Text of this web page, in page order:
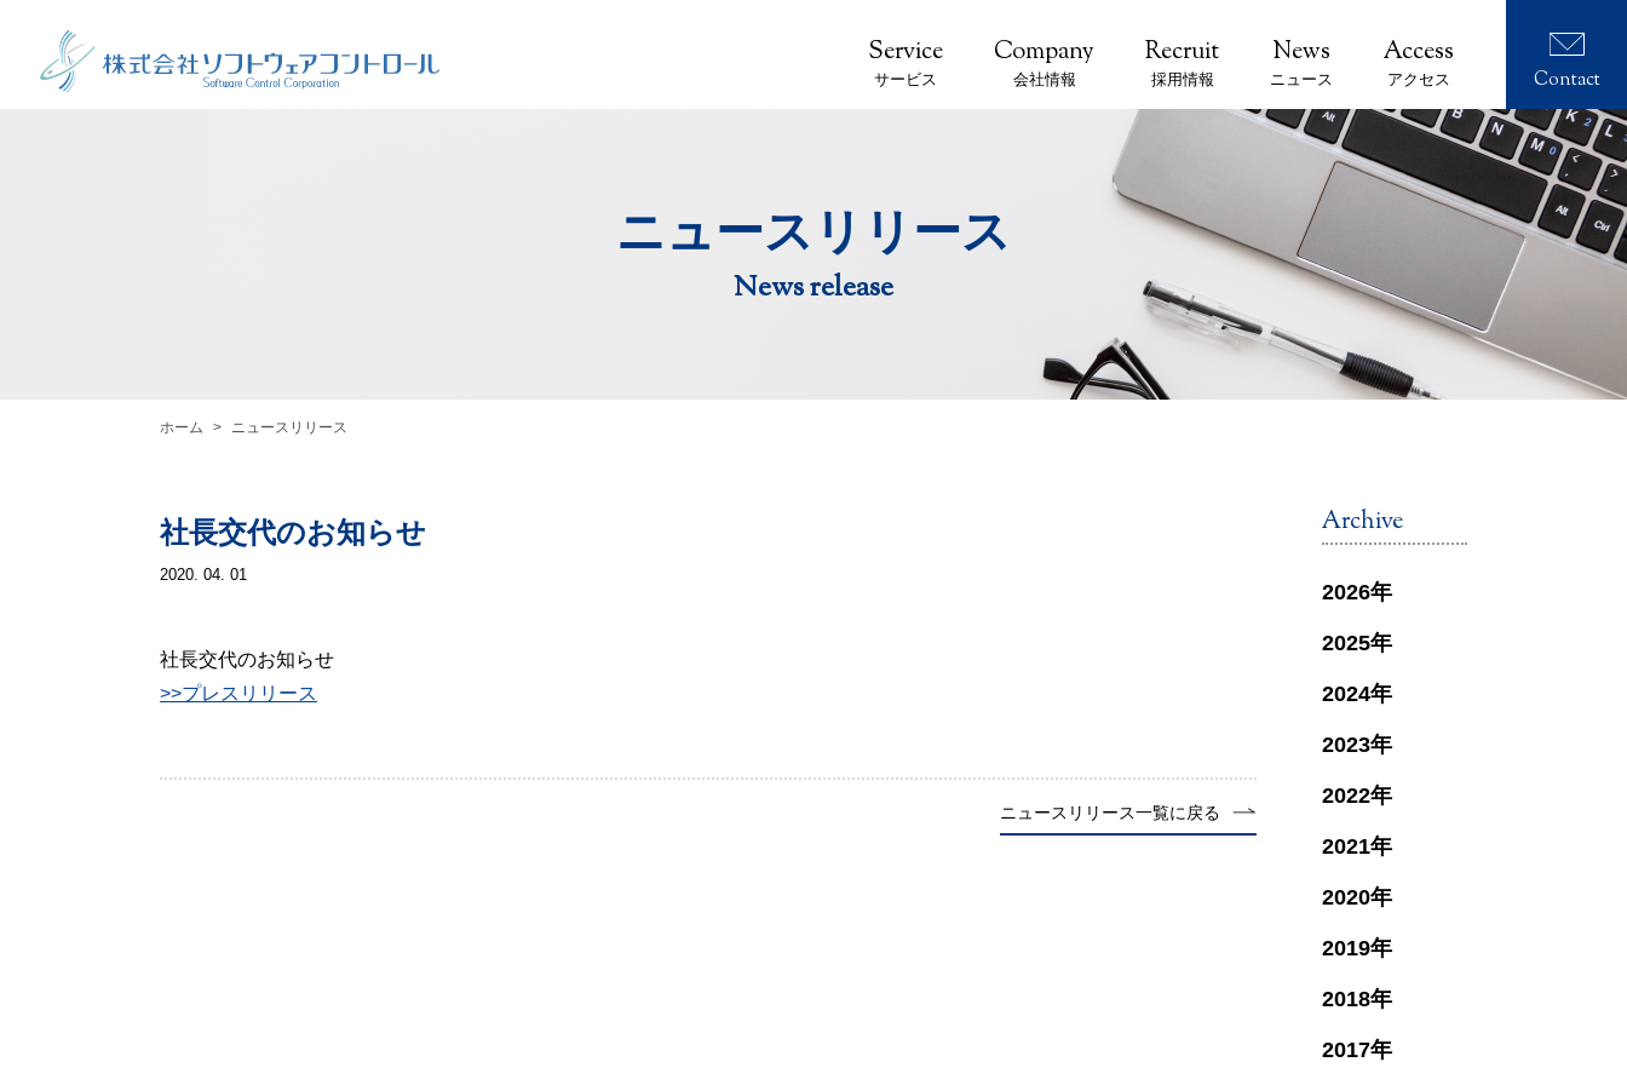
サービス 会社情報 採用情報 ニュース アクセス Contact
ニュースリリース
News release
ホーム ニュースリリース
社長交代のお知らせ
2020. 04. 01
社長交代のお知らせ
>>プレスリリース
ニュースリリース一覧に戻る
Archive
2026
2025
2024
2023
2022
2021
2020
2019
2018
2017